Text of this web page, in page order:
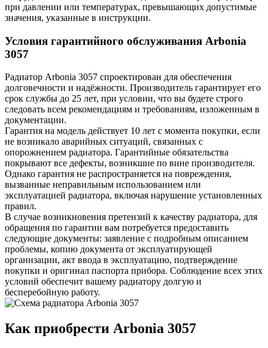
при давлении или температурах, превышающих допустимые
значения, указанные в инструкции.
Условия гарантийного обслуживания Arbonia
3057
Радиатор Arbonia 3057 спроектирован для обеспечения
долговечности и надёжности. Производитель гарантирует его
срок службы до 25 лет, при условии, что вы будете строго
следовать всем рекомендациям и требованиям, изложенным в
документации.
Гарантия на модель действует 10 лет с момента покупки, если
не возникало аварийных ситуаций, связанных с
опорожнением радиатора. Гарантийные обязательства
покрывают все дефекты, возникшие по вине производителя.
Однако гарантия не распространяется на повреждения,
вызванные неправильным использованием или
эксплуатацией радиатора, включая нарушение установленных
правил.
В случае возникновения претензий к качеству радиатора, для
обращения по гарантии вам потребуется предоставить
следующие документы: заявление с подробным описанием
проблемы, копию документа от эксплуатирующей
организации, акт ввода в эксплуатацию, подтверждение
покупки и оригинал паспорта прибора. Соблюдение всех этих
условий обеспечит вашему радиатору долгую и
бесперебойную работу.
Как приобрести Arbonia 3057